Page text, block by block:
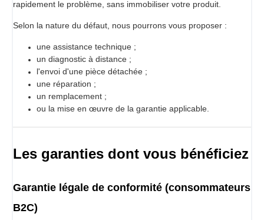
rapidement le problème, sans immobiliser votre produit.
Selon la nature du défaut, nous pourrons vous proposer :
une assistance technique ;
un diagnostic à distance ;
l'envoi d'une pièce détachée ;
une réparation ;
un remplacement ;
ou la mise en œuvre de la garantie applicable.
Les garanties dont vous bénéficiez
Garantie légale de conformité (consommateurs
B2C)